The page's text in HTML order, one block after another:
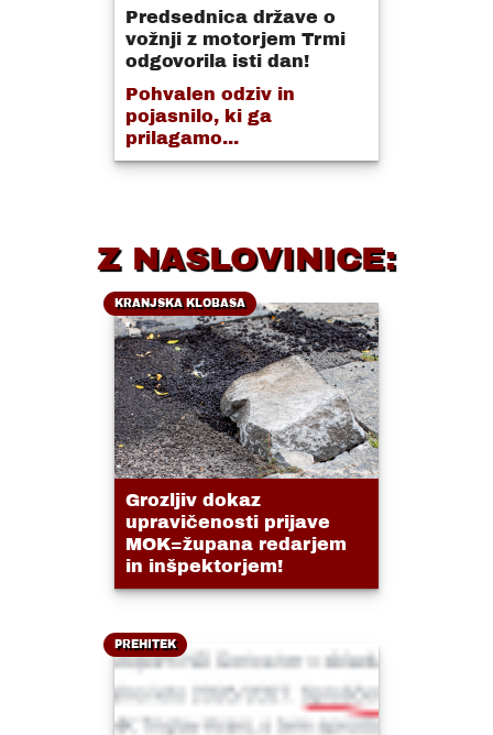
Predsednica države o
vožnji z motorjem Trmi
odgovorila isti dan!
Pohvalen odziv in
pojasnilo, ki ga
prilagamo...
Z NASLOVINICE:
KRANJSKA KLOBASA
Grozljiv dokaz
upravičenosti prijave
MOK=župana redarjem
in inšpektorjem!
PREHITEK